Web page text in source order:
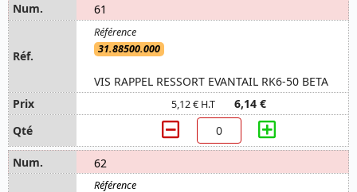
61
31.88500.000
VIS RAPPEL RESSORT EVANTAIL RK6-50 BETA
5,12 € H.T 6,14 €
62